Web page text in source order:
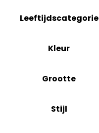
Leeftijdscategorie
Kleur
Grootte
Stijl